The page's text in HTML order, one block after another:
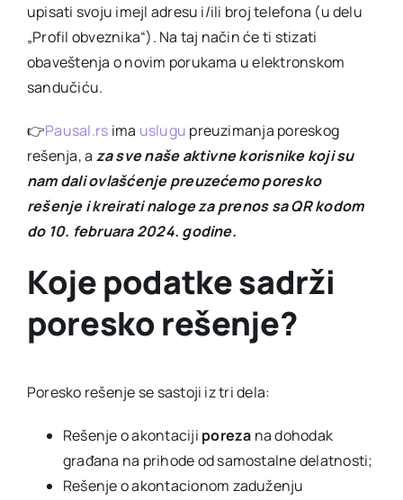
upisati svoju imejl adresu i/ili broj telefona (u delu
„Profil obveznika“). Na taj način će ti stizati
obaveštenja o novim porukama u elektronskom
sandučiću.
👉Pausal.rs ima uslugu preuzimanja poreskog
rešenja, a za sve naše aktivne korisnike koji su
nam dali ovlašćenje preuzećemo poresko
rešenje i kreirati naloge za prenos sa QR kodom
do 10. februara 2024. godine.
Koje podatke sadrži
poresko rešenje?
Poresko rešenje se sastoji iz tri dela:
Rešenje o akontaciji poreza na dohodak
građana na prihode od samostalne delatnosti;
Rešenje o akontacionom zaduženju